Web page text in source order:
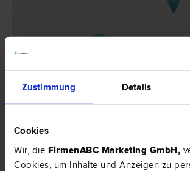
Zustimmung Details
Cookies
Wir, die FirmenABC Marketing GmbH,
Cookies, um Inhalte und Anzeigen zu
3 Anwälte -Vereinsrecht